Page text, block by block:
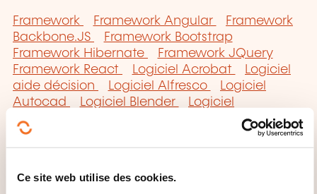
Ce site web utilise des cookies.
Framework Framework Angular
Framework
Backbone.JS
Framework Bootstrap
Framework Hibernate
Framework JQuery
Framework React
Logiciel Acrobat
Logiciel
aide décision
Logiciel Alfresco
Logiciel
Autocad
Logiciel Blender
Logiciel
bureautique
Logiciel Business Objects
Logiciel Catia
Logiciel Ciel
Logiciel Cognos
Logiciel Corel Draw
Logiciel
développement web
Logiciel documentaire